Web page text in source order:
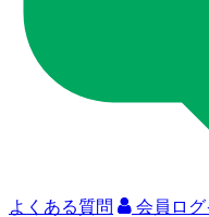
よくある質問 会員ログ